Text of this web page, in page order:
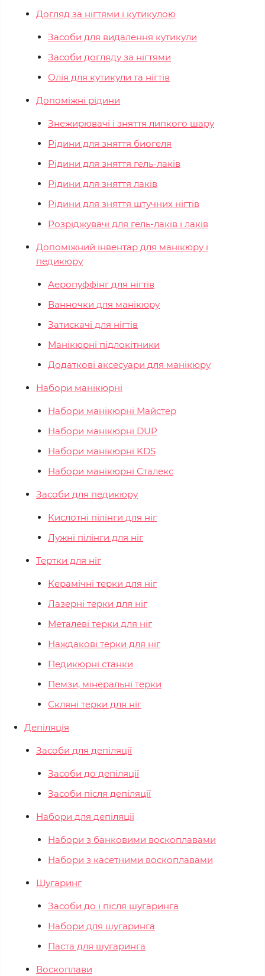
Догляд за нігтями і кутикулою
Засоби для видалення кутикули
Засоби догляду за нігтями
Олія для кутикули та нігтів
Допоміжні рідини
Знежирювачі і зняття липкого шару
Рідини для зняття биогеля
Рідини для зняття гель-лаків
Рідини для зняття лаків
Рідини для зняття штучних нігтів
Розріджувачі для гель-лаків і лаків
Допоміжний інвентар для манікюру і
педикюру
Аеропуффінг для нігтів
Ванночки для манікюру
Затискачі для нігтів
Манікюрні підлокітники
Додаткові аксесуари для манікюру
Набори манікюрні
Набори манікюрні Майстер
Набори манікюрні DUP
Набори манікюрні KDS
Набори манікюрні Сталекс
Засоби для педикюру
Кислотні пілінги для ніг
Лужні пілінги для ніг
Тертки для ніг
Керамічні терки для ніг
Лазерні терки для ніг
Металеві терки для ніг
Наждакові терки для ніг
Педикюрні станки
Пемзи, мінеральні терки
Скляні терки для ніг
Депіляція
Засоби для депіляції
Засоби до депіляції
Засоби після депіляції
Набори для депіляції
Набори з банковими воскоплавами
Набори з касетними воскоплавами
Шугаринг
Засоби до і після шугаринга
Набори для шугаринга
Паста для шугаринга
Воскоплави